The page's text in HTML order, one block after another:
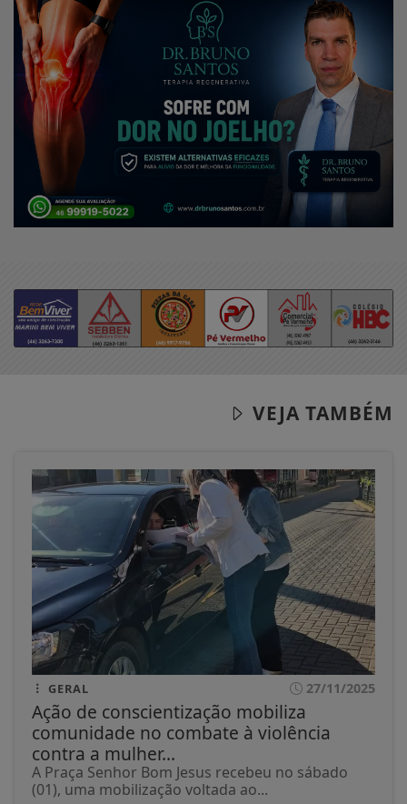
VEJA TAMBÉM
GERAL 27/11/2025
Ação de conscientização mobiliza
comunidade no combate à violência
contra a mulher...
A Praça Senhor Bom Jesus recebeu no sábado
(01), uma mobilização voltada ao...